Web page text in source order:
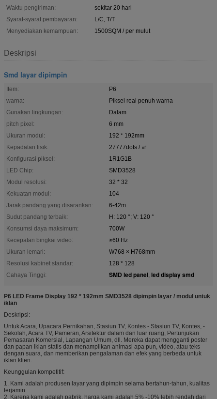
Waktu pengiriman:
sekitar 20 hari
Syarat-syarat pembayaran:
L/C, T/T
Menyediakan kemampuan:
1500SQM / per mulut
Deskripsi
Smd layar dipimpin
Item:
P6
warna:
Piksel real penuh warna
Gunakan lingkungan:
Dalam
pitch pixel:
6 mm
Ukuran modul:
192 * 192mm
Kepadatan fisik:
27777dots / ㎡
Konfigurasi piksel:
1R1G1B
LED Chip:
SMD3528
Modul resolusi:
32 * 32
Kekuatan modul:
104
Jarak pandang yang disarankan:
6-42m
Sudut pandang terbaik:
H: 120 °; V: 120 °
Konsumsi daya maksimum:
700W
Kecepatan bingkai video:
≥60 Hz
Ukuran lemari:
W768 × H768mm
Resolusi kabinet standar:
128 * 128
Cahaya Tinggi:
SMD led panel, led display smd
P6 LED Frame Display 192 * 192mm SMD3528 dipimpin layar / modul untuk
iklan
Deskripsi:
Untuk Acara, Upacara Pernikahan, Stasiun TV, Kontes - Stasiun TV, Kontes, -
Sekolah, Acara TV, Pameran, Arsitektur dalam dan luar ruang, Pertunjukan
Pemasaran Komersial, Lapangan Umum, dll. Mereka dapat mengganti poster
dan papan iklan statis dan menampilkan animasi apa pun, video, atau teks
dengan suara, dan memberikan pengalaman dan efek yang berbeda untuk
iklan klien.
Keunggulan kompetitif:
1. Kami adalah produsen layar yang dipimpin selama bertahun-tahun, kualitas
terjamin.
2. Karena kami adalah pabrik, harga kami adalah 5% -10% lebih rendah dari